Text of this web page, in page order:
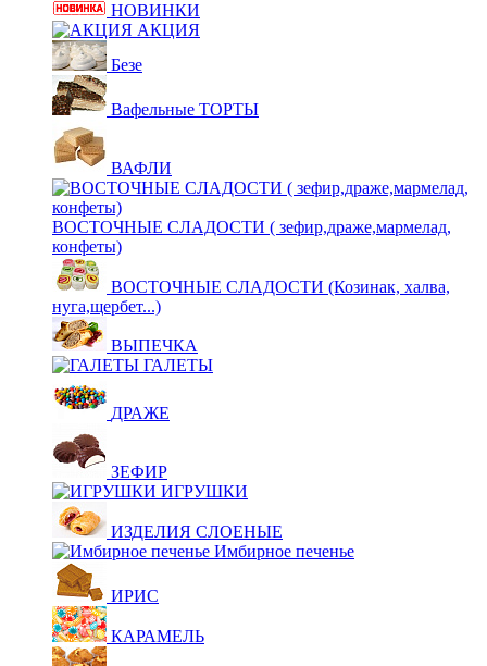
НОВИНКИ
АКЦИЯ
Безе
Вафельные ТОРТЫ
ВАФЛИ
ВОСТОЧНЫЕ СЛАДОСТИ ( зефир,драже,мармелад,
конфеты)
ВОСТОЧНЫЕ СЛАДОСТИ (Козинак, халва,
нуга,щербет...)
ВЫПЕЧКА
ГАЛЕТЫ
ДРАЖЕ
ЗЕФИР
ИГРУШКИ
ИЗДЕЛИЯ СЛОЕНЫЕ
Имбирное печенье
ИРИС
КАРАМЕЛЬ